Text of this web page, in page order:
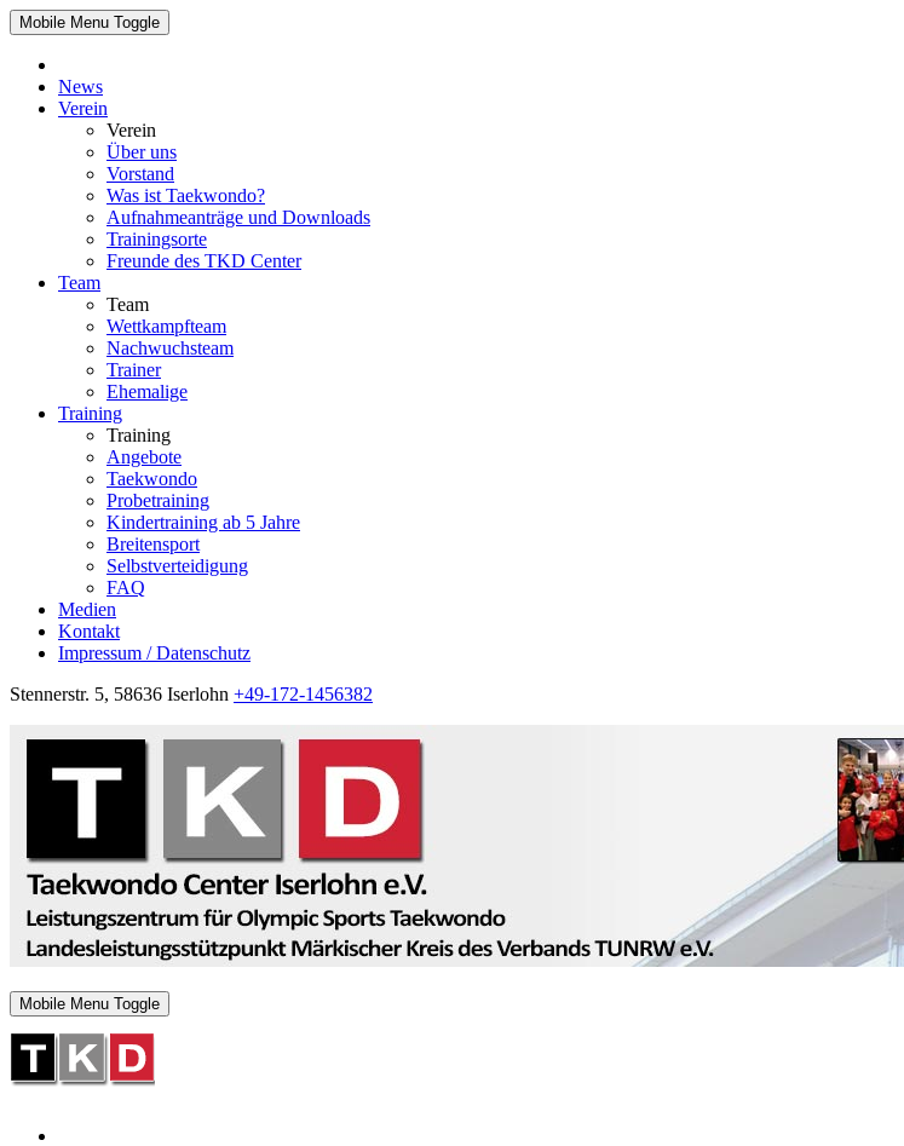
Mobile Menu Toggle
News
Verein
Verein
Über uns
Vorstand
Was ist Taekwondo?
Aufnahmeanträge und Downloads
Trainingsorte
Freunde des TKD Center
Team
Team
Wettkampfteam
Nachwuchsteam
Trainer
Ehemalige
Training
Training
Angebote
Taekwondo
Probetraining
Kindertraining ab 5 Jahre
Breitensport
Selbstverteidigung
FAQ
Medien
Kontakt
Impressum / Datenschutz
Stennerstr. 5, 58636 Iserlohn +49-172-1456382
Mobile Menu Toggle